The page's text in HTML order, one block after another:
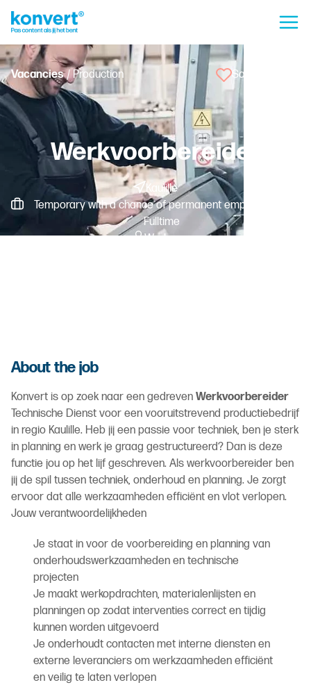
Vacancies/ Production Save vacancy
Werkvoorbereider
Kaulille
Temporary with a chance of permanent employment -
Fulltime
Worker
About the job
Konvert is op zoek naar een gedreven Werkvoorbereider
Technische Dienst voor een vooruitstrevend productiebedrijf
in regio Kaulille. Heb jij een passie voor techniek, ben je sterk
in planning en werk je graag gestructureerd? Dan is deze
functie jou op het lijf geschreven. Als werkvoorbereider ben
jij de spil tussen techniek, onderhoud en planning. Je zorgt
ervoor dat alle werkzaamheden efficiënt en vlot verlopen.
Jouw verantwoordelijkheden
Je staat in voor de voorbereiding en planning van
onderhoudswerkzaamheden en technische
projecten
Je maakt werkopdrachten, materialenlijsten en
planningen op zodat interventies correct en tijdig
kunnen worden uitgevoerd
Je onderhoudt contacten met interne diensten en
externe leveranciers om werkzaamheden efficiënt
en veilig te laten verlopen